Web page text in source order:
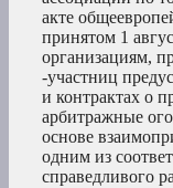
акте
принятом 1
организациям,
-участниц
и контрактах о
арбитражные
основе
одним из
справедливого